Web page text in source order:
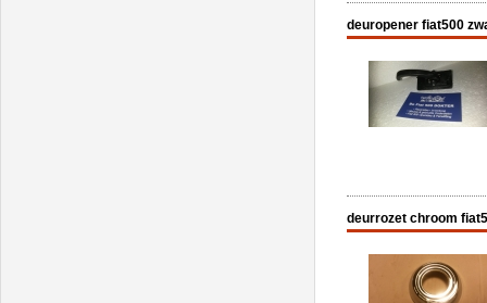
deuropener fiat500
deurrozet chroom